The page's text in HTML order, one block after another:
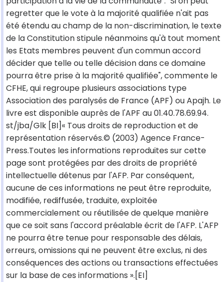
regretter que le vote à la majorité qualifiée n'ait pas
été étendu au champ de la non-discrimination, le texte
de la Constitution stipule néanmoins qu'à tout moment
les Etats membres peuvent d'un commun accord
décider que telle ou telle décision dans ce domaine
pourra être prise à la majorité qualifiée", commente le
CFHE, qui regroupe plusieurs associations type
Association des paralysés de France (APF) ou Apajh. Le
livre est disponible auprès de l'APF au 01.40.78.69.94.
st/jba/Glk [BI]« Tous droits de reproduction et de
représentation réservés.© (2003) Agence France-
Press.Toutes les informations reproduites sur cette
page sont protégées par des droits de propriété
intellectuelle détenus par l'AFP. Par conséquent,
aucune de ces informations ne peut être reproduite,
modifiée, rediffusée, traduite, exploitée
commercialement ou réutilisée de quelque manière
que ce soit sans l'accord préalable écrit de l'AFP. L'AFP
ne pourra être tenue pour responsable des délais,
erreurs, omissions qui ne peuvent être exclus, ni des
conséquences des actions ou transactions effectuées
sur la base de ces informations ».[EI]